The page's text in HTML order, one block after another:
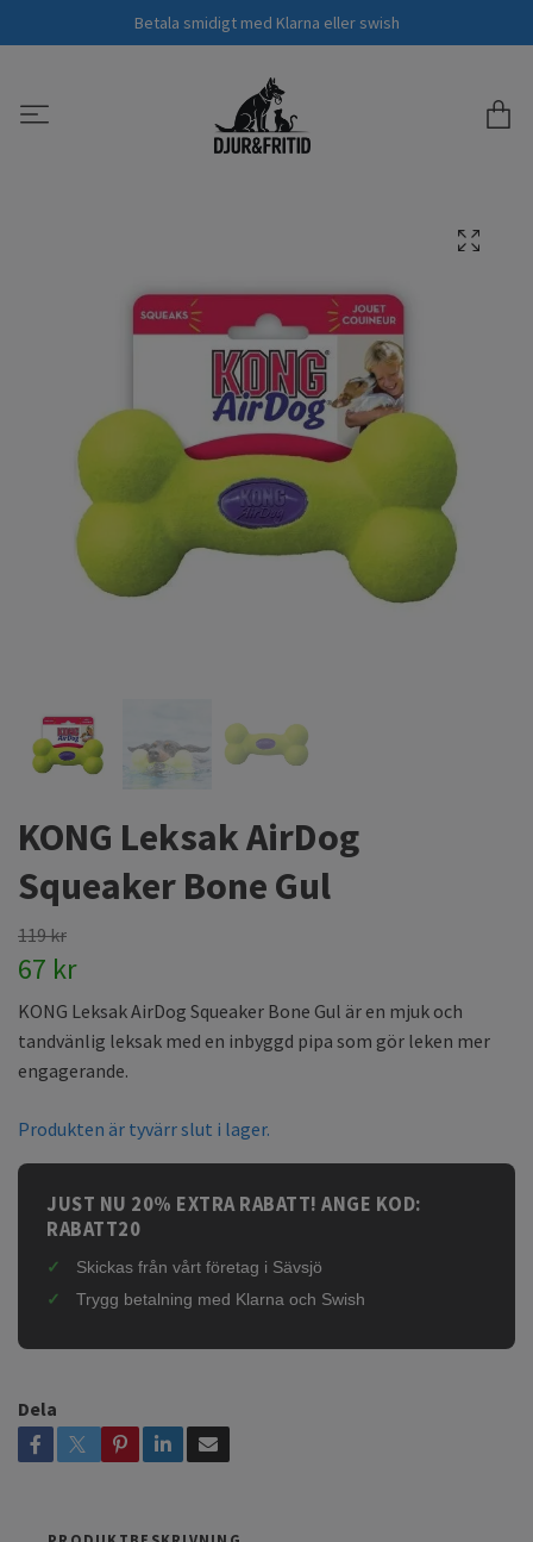
Betala smidigt med Klarna eller swish
KONG Leksak AirDog
Squeaker Bone Gul
119 kr
67 kr
KONG Leksak AirDog Squeaker Bone Gul är en mjuk och
tandvänlig leksak med en inbyggd pipa som gör leken mer
engagerande.
Produkten är tyvärr slut i lager.
JUST NU 20% EXTRA RABATT! ANGE KOD:
RABATT20
Skickas från vårt företag i Sävsjö
Trygg betalning med Klarna och Swish
Dela